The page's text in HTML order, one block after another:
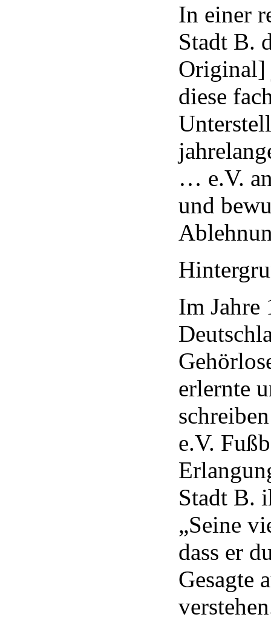
In einer
Stadt B.
Original]
diese
… e.V.
und
Im Jahre
erlernte
e.V.
Stadt B.
„Seine
dass er
Gesagte